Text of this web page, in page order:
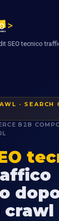
SEO tecnico
· SEARCH
B2B
crawl